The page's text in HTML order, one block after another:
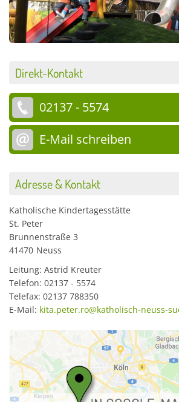
Direkt-Kontakt
02137 - 5574
E-Mail schreiben
Adresse & Kontakt
Katholische Kindertagesstätte
St. Peter
Brunnenstraße 3
41470 Neuss
Leitung: Astrid Kreuter
Telefon: 02137 - 5574
Telefax: 02137 788350
E-Mail: kita.peter.ro@katholisch-neuss-